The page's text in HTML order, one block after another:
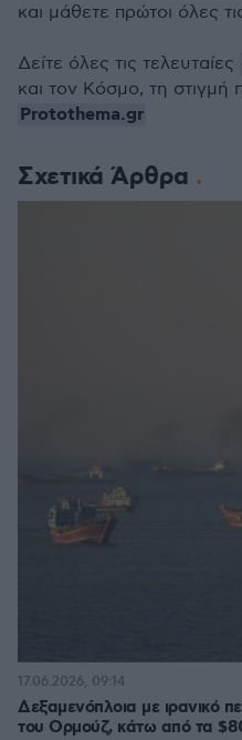
Σχετικά Άρθρα
Δεξαμενόπλοια με ιρανικό
του Ορμούζ, κάτω από τα
17.06.2026, 09:14
και μάθετε πρώτοι όλες
Δείτε όλες τις τελευταίες
και τον Κόσμο, τη στιγμή
Protothema.gr